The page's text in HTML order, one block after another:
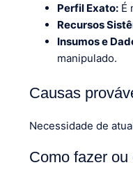
Perfil Exato: É
Recursos
Insumos e
manipulado.
Causas
Necessidade de
Como fazer ou